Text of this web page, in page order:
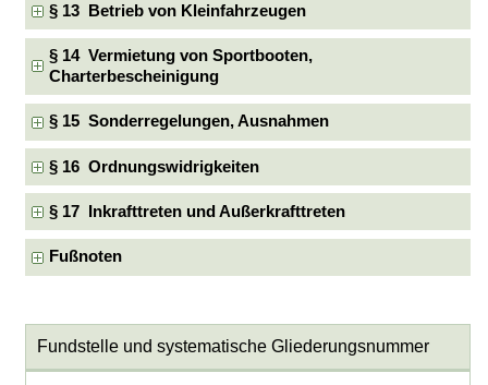
§ 13 Betrieb von Kleinfahrzeugen
§ 14 Vermietung von Sportbooten,
Charterbescheinigung
§ 15 Sonderregelungen, Ausnahmen
§ 16 Ordnungswidrigkeiten
§ 17 Inkrafttreten und Außerkrafttreten
Fußnoten
Fundstelle und systematische Gliederungsnummer